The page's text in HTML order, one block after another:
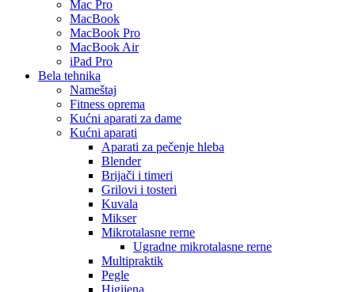
Mac Pro
MacBook
MacBook Pro
MacBook Air
iPad Pro
Bela tehnika
Nameštaj
Fitness oprema
Kućni aparati za dame
Kućni aparati
Aparati za pečenje hleba
Blender
Brijači i timeri
Grilovi i tosteri
Kuvala
Mikser
Mikrotalasne rerne
Ugradne mikrotalasne rerne
Multipraktik
Pegle
Higijena